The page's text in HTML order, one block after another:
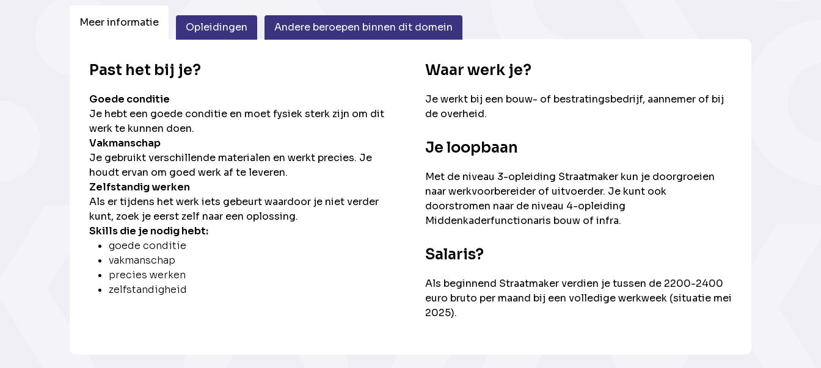
Meer informatie Opleidingen Andere beroepen binnen dit domein
Past het bij je?
Goede conditie
Je hebt een goede conditie en moet fysiek sterk zijn om dit
werk te kunnen doen.
Vakmanschap
Je gebruikt verschillende materialen en werkt precies. Je
houdt ervan om goed werk af te leveren.
Zelfstandig werken
Als er tijdens het werk iets gebeurt waardoor je niet verder
kunt, zoek je eerst zelf naar een oplossing.
Skills die je nodig hebt:
goede conditie
vakmanschap
precies werken
zelfstandigheid
Waar werk je?
Je werkt bij een bouw- of bestratingsbedrijf, aannemer of bij
de overheid.
Je loopbaan
Met de niveau 3-opleiding Straatmaker kun je doorgroeien
naar werkvoorbereider of uitvoerder. Je kunt ook
doorstromen naar de niveau 4-opleiding
Middenkaderfunctionaris bouw of infra.
Salaris?
Als beginnend Straatmaker verdien je tussen de 2200-2400
euro bruto per maand bij een volledige werkweek (situatie mei
2025).